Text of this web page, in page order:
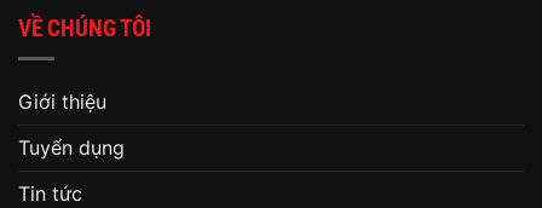
VỀ CHÚNG TÔI
Giới thiệu
Tuyển dụng
Tin tức